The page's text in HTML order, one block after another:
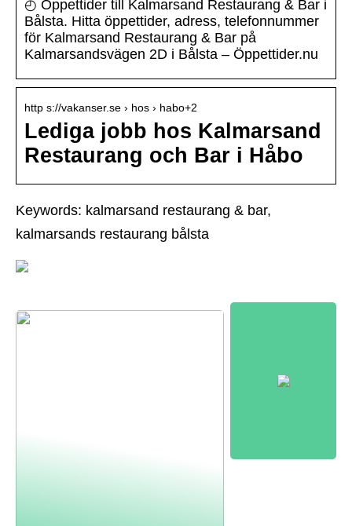
◴ Öppettider till Kalmarsand Restaurang & Bar i
Bålsta. Hitta öppettider, adress, telefonnummer
för Kalmarsand Restaurang & Bar på
Kalmarsandsvägen 2D i Bålsta – Öppettider.nu
http s://vakanser.se › hos › habo+2
Lediga jobb hos Kalmarsand
Restaurang och Bar i Håbo
Keywords: kalmarsand restaurang & bar,
kalmarsands restaurang bålsta